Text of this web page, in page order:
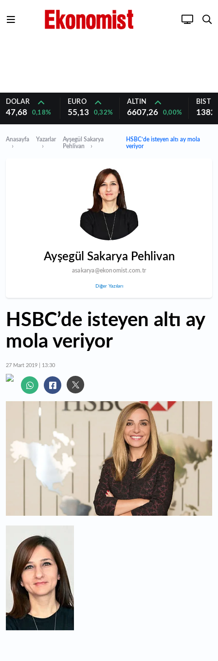
DOLAR
47,68 0,18%
EURO
55,13 0,32%
ALTIN
6607,26 0,00%
BIST
Anasayfa Yazarlar
Ayşegül Sakarya
Pehlivan
HSBC’de isteyen altı ay mola
veriyor
Ayşegül Sakarya Pehlivan
asakarya@ekonomist.com.tr
Diğer Yazıları
HSBC’de isteyen altı ay
mola veriyor
27 Mart 2019 | 13:30